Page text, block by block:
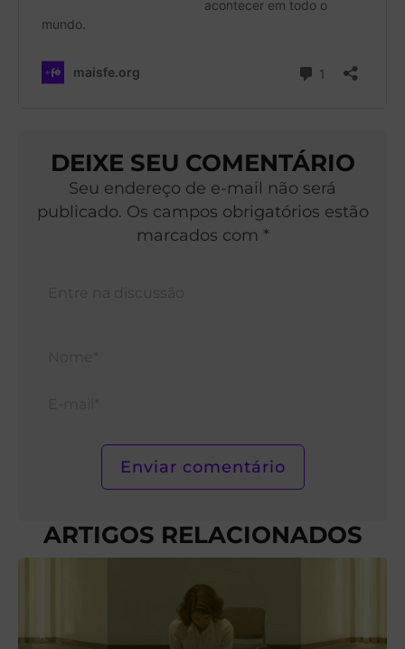
DEIXE SEU COMENTÁRIO
Seu endereço de e-mail não será
publicado. Os campos obrigatórios estão
marcados com *
ARTIGOS RELACIONADOS